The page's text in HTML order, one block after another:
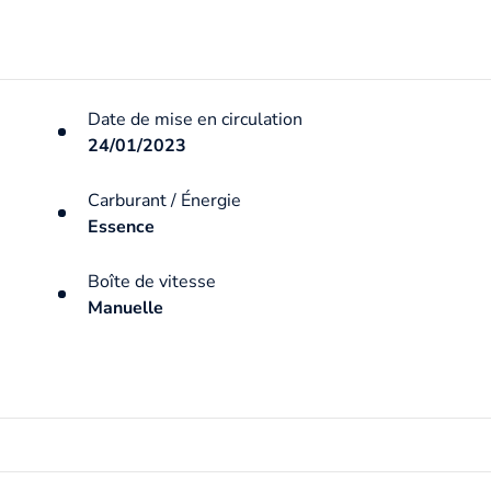
Date de mise en circulation
24/01/2023
Carburant / Énergie
Essence
Boîte de vitesse
Manuelle